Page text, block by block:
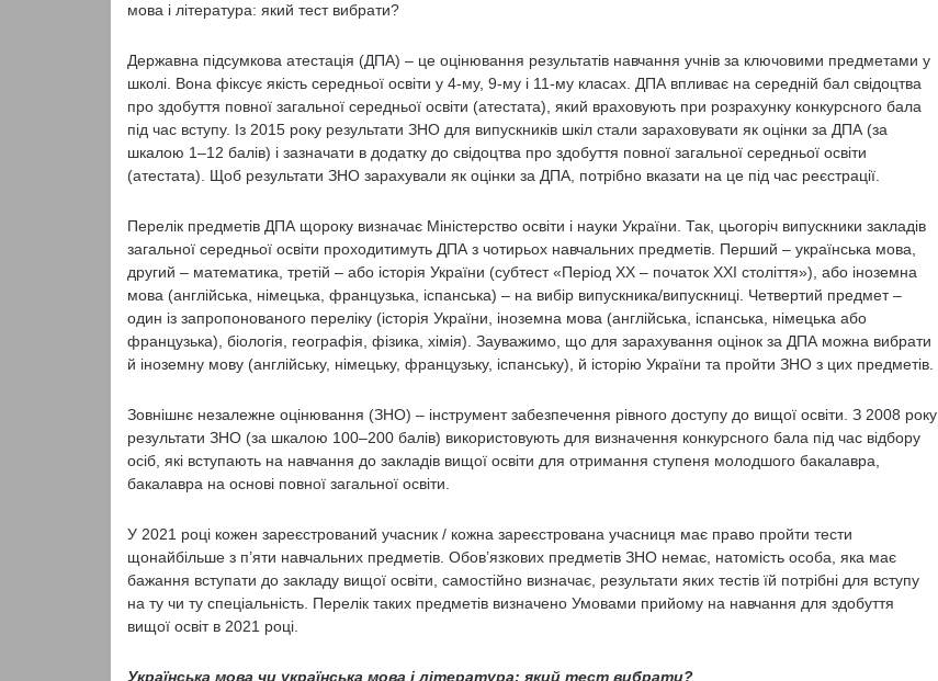
мова і література: який тест вибрати?
Державна підсумкова атестація (ДПА) – це оцінювання результатів навчання учнів за ключовими предметами у
школі. Вона фіксує якість середньої освіти у 4-му, 9-му і 11-му класах. ДПА впливає на середній бал свідоцтва
про здобуття повної загальної середньої освіти (атестата), який враховують при розрахунку конкурсного бала
під час вступу. Із 2015 року результати ЗНО для випускників шкіл стали зараховувати як оцінки за ДПА (за
шкалою 1‒12 балів) і зазначати в додатку до свідоцтва про здобуття повної загальної середньої освіти
(атестата). Щоб результати ЗНО зарахували як оцінки за ДПА, потрібно вказати на це під час реєстрації.
Перелік предметів ДПА щороку визначає Міністерство освіти і науки України. Так, цьогоріч випускники закладів
загальної середньої освіти проходитимуть ДПА з чотирьох навчальних предметів. Перший – українська мова,
другий – математика, третій – або історія України (субтест «Період XX – початок XXI століття»), або іноземна
мова (англійська, німецька, французька, іспанська) – на вибір випускника/випускниці. Четвертий предмет –
один із запропонованого переліку (історія України, іноземна мова (англійська, іспанська, німецька або
французька), біологія, географія, фізика, хімія). Зауважимо, що для зарахування оцінок за ДПА можна вибрати
й іноземну мову (англійську, німецьку, французьку, іспанську), й історію України та пройти ЗНО з цих предметів.
Зовнішнє незалежне оцінювання (ЗНО) – інструмент забезпечення рівного доступу до вищої освіти. З 2008 року
результати ЗНО (за шкалою 100‒200 балів) використовують для визначення конкурсного бала під час відбору
осіб, які вступають на навчання до закладів вищої освіти для отримання ступеня молодшого бакалавра,
бакалавра на основі повної загальної освіти.
У 2021 році кожен зареєстрований учасник / кожна зареєстрована учасниця має право пройти тести
щонайбільше з п’яти навчальних предметів. Обов’язкових предметів ЗНО немає, натомість особа, яка має
бажання вступати до закладу вищої освіти, самостійно визначає, результати яких тестів їй потрібні для вступу
на ту чи ту спеціальність. Перелік таких предметів визначено Умовами прийому на навчання для здобуття
вищої освіт в 2021 році.
Українська мова чи українська мова і література: який тест вибрати?